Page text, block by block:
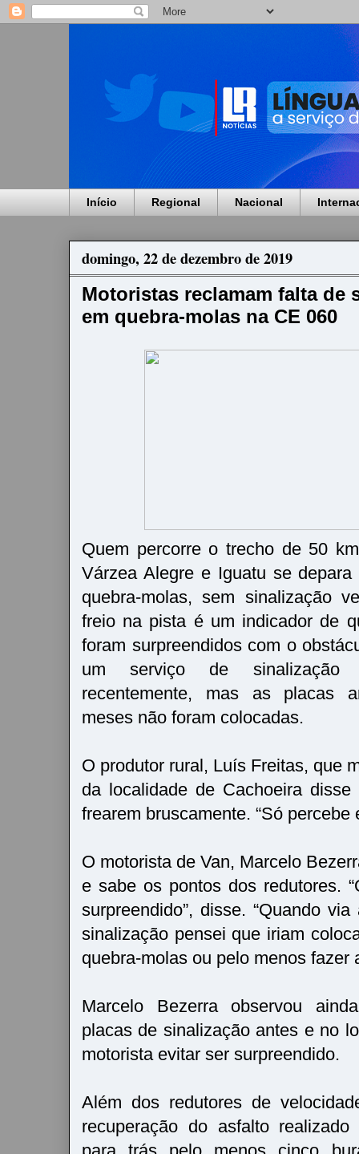
Início Regional Nacional
domingo, 22 de dezembro de 2019
Motoristas reclamam falta de
em quebra-molas na CE 060
Quem percorre o trecho de 50
Várzea Alegre e Iguatu se
quebra-molas, sem sinalização
freio na pista é um indicador de
foram surpreendidos com o
um serviço de sinalização
recentemente, mas as placas
meses não foram colocadas.
O produtor rural, Luís Freitas, que
da localidade de Cachoeira
frearem bruscamente. “Só percebe
O motorista de Van, Marcelo
e sabe os pontos dos redutores.
surpreendido”, disse. “Quando
sinalização pensei que iriam
quebra-molas ou pelo menos fazer
Marcelo Bezerra observou
placas de sinalização antes e no
motorista evitar ser surpreendido.
Além dos redutores de
recuperação do asfalto realizado